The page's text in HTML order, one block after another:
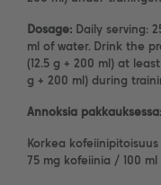
Dosage: Daily serving:
ml of water. Drink the
(12.5 g + 200 ml) at
g + 200 ml) during
Annoksia pakkauksessa:
Korkea
75 mg kofeiinia / 100